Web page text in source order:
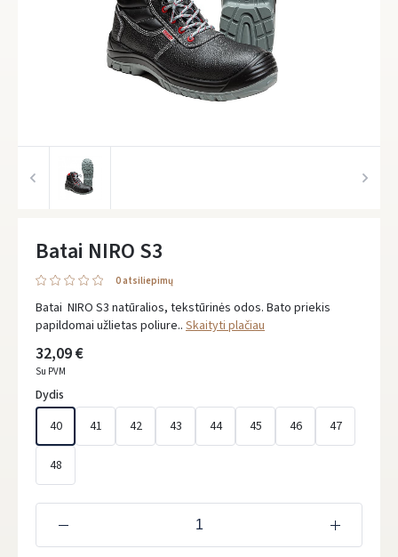
Batai NIRO S3
0 atsiliepimų
Batai NIRO S3 natūralios, tekstūrinės odos. Bato priekis
papildomai užlietas poliure.. Skaityti plačiau
32,09 €
Su PVM
Dydis
40
41 42 43 44 45 46 47
48